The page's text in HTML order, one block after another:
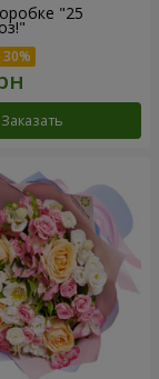
"25
Заказать